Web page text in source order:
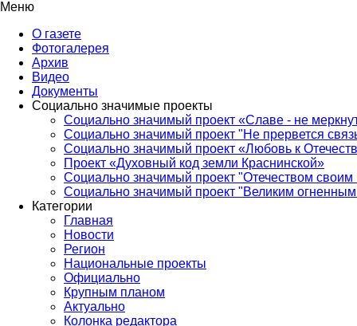
Меню
О газете
Фотогалерея
Архив
Видео
Документы
Социально значимые проекты
Социально значимый проект «Славе - не
Социально значимый проект "Не прервется
Социально значимый проект «Любовь к
Проект «Духовный код земли Краснинской»
Социально значимый проект "Отечеством своим
Социально значимый проект "Великим
Категории
Главная
Новости
Регион
Национальные проекты
Официально
Крупным планом
Актуально
Колонка редактора